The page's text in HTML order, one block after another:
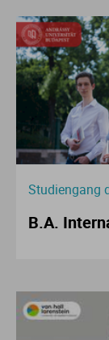
Studiengang
B.A.